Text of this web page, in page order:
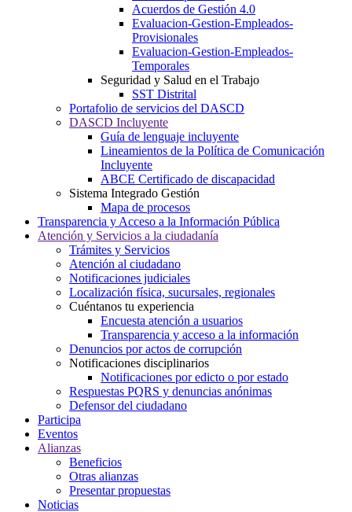
Acuerdos de Gestión 4.0
Evaluacion-Gestion-Empleados-
Provisionales
Evaluacion-Gestion-Empleados-
Temporales
Seguridad y Salud en el Trabajo
SST Distrital
Portafolio de servicios del DASCD
DASCD Incluyente
Guía de lenguaje incluyente
Lineamientos de la Política de Comunicación
Incluyente
ABCE Certificado de discapacidad
Sistema Integrado Gestión
Mapa de procesos
Transparencia y Acceso a la Información Pública
Atención y Servicios a la ciudadanía
Trámites y Servicios
Atención al ciudadano
Notificaciones judiciales
Localización física, sucursales, regionales
Cuéntanos tu experiencia
Encuesta atención a usuarios
Transparencia y acceso a la información
Denuncios por actos de corrupción
Notificaciones disciplinarios
Notificaciones por edicto o por estado
Respuestas PQRS y denuncias anónimas
Defensor del ciudadano
Participa
Eventos
Alianzas
Beneficios
Otras alianzas
Presentar propuestas
Noticias